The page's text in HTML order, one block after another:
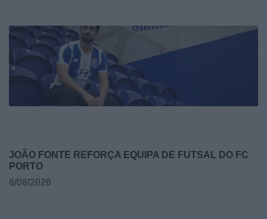
JOÃO FONTE REFORÇA EQUIPA DE FUTSAL DO FC
PORTO
6/08/2026